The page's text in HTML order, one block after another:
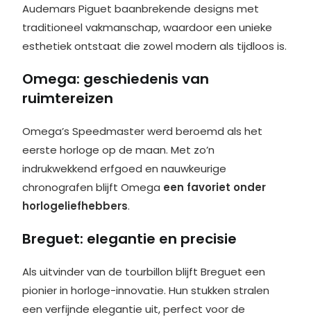
Audemars Piguet baanbrekende designs met
traditioneel vakmanschap, waardoor een unieke
esthetiek ontstaat die zowel modern als tijdloos is.
Omega: geschiedenis van
ruimtereizen
Omega’s Speedmaster werd beroemd als het
eerste horloge op de maan. Met zo’n
indrukwekkend erfgoed en nauwkeurige
chronografen blijft Omega een favoriet onder
horlogeliefhebbers.
Breguet: elegantie en precisie
Als uitvinder van de tourbillon blijft Breguet een
pionier in horloge-innovatie. Hun stukken stralen
een verfijnde elegantie uit, perfect voor de